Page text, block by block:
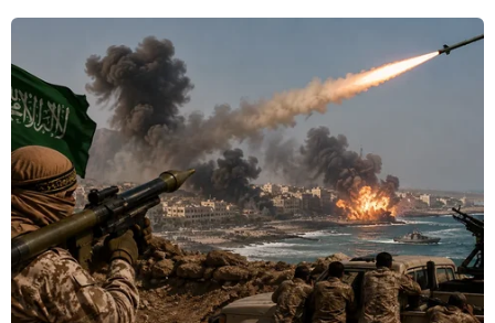
Mỹ giảm mạnh
29/07/2026 00:20
Chứng khoán châu Á hứng chịu đợt
bán tháo mới
28/07/2026 10:41